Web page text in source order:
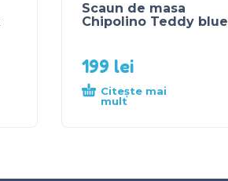
Scaun de masa
Chipolino Teddy blue
199 lei
Citește mai
mult